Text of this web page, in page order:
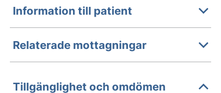
Information till patient
Relaterade mottagningar
Tillgänglighet och omdömen